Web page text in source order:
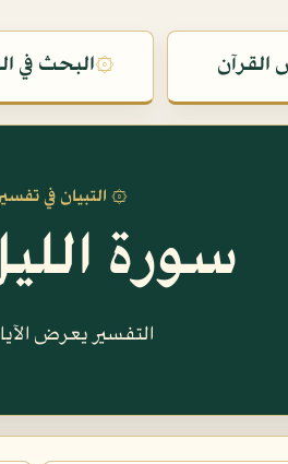
۞البحث في
۞ التبيان في
سورة
التفسير يعرض الآيات ١